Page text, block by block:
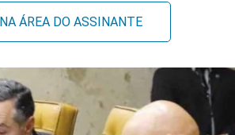
ÁREA DO ASSINANTE